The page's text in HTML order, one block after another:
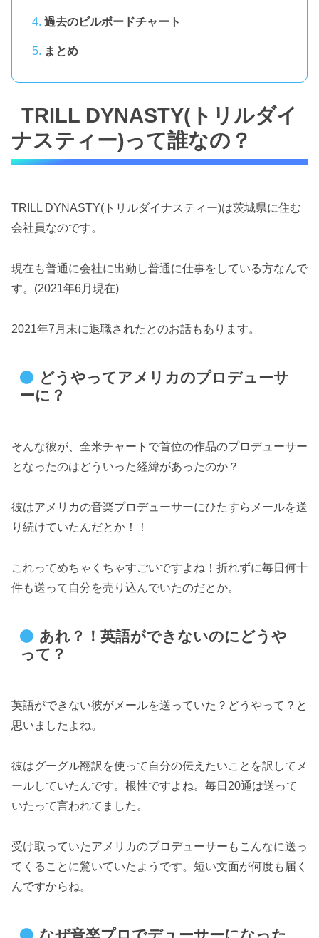
過去のビルボードチャート
まとめ
TRILL DYNASTY(トリルダイ
ナスティー)って誰なの？
TRILL DYNASTY(トリルダイナスティー)は茨城県に住む
会社員なのです。
現在も普通に会社に出勤し普通に仕事をしている方なんで
す。(2021年6月現在)
2021年7月末に退職されたとのお話もあります。
どうやってアメリカのプロデューサ
ーに？
そんな彼が、全米チャートで首位の作品のプロデューサー
となったのはどういった経緯があったのか？
彼はアメリカの音楽プロデューサーにひたすらメールを送
り続けていたんだとか！！
これってめちゃくちゃすごいですよね！折れずに毎日何十
件も送って自分を売り込んでいたのだとか。
あれ？！英語ができないのにどうや
って？
英語ができない彼がメールを送っていた？どうやって？と
思いましたよね。
彼はグーグル翻訳を使って自分の伝えたいことを訳してメ
ールしていたんです。根性ですよね。毎日20通は送って
いたって言われてました。
受け取っていたアメリカのプロデューサーもこんなに送っ
てくることに驚いていたようです。短い文面が何度も届く
んですからね。